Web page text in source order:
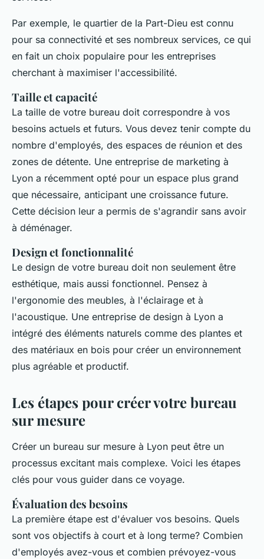
Par exemple, le quartier de la Part-Dieu est connu
pour sa connectivité et ses nombreux services, ce qui
en fait un choix populaire pour les entreprises
cherchant à maximiser l'accessibilité.
Taille et capacité
La taille de votre bureau doit correspondre à vos
besoins actuels et futurs. Vous devez tenir compte du
nombre d'employés, des espaces de réunion et des
zones de détente. Une entreprise de marketing à
Lyon a récemment opté pour un espace plus grand
que nécessaire, anticipant une croissance future.
Cette décision leur a permis de s'agrandir sans avoir
à déménager.
Design et fonctionnalité
Le design de votre bureau doit non seulement être
esthétique, mais aussi fonctionnel. Pensez à
l'ergonomie des meubles, à l'éclairage et à
l'acoustique. Une entreprise de design à Lyon a
intégré des éléments naturels comme des plantes et
des matériaux en bois pour créer un environnement
plus agréable et productif.
Les étapes pour créer votre bureau
sur mesure
Créer un bureau sur mesure à Lyon peut être un
processus excitant mais complexe. Voici les étapes
clés pour vous guider dans ce voyage.
Évaluation des besoins
La première étape est d'évaluer vos besoins. Quels
sont vos objectifs à court et à long terme? Combien
d'employés avez-vous et combien prévoyez-vous